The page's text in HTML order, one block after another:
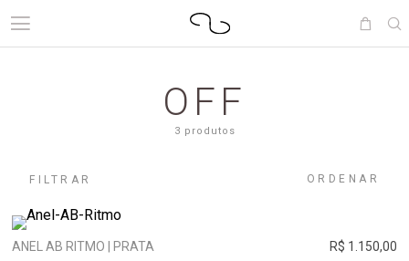
OFF
3 produtos
FILTRAR ORDENAR
ANEL AB RITMO | PRATA R$ 1.150,00